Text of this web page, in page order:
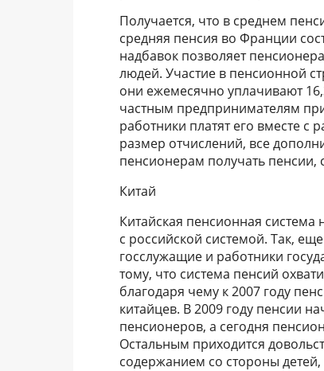
Получается, что в среднем
средняя пенсия во Франции
надбавок позволяет
людей. Участие в пенсионной
они ежемесячно уплачивают
частным предпринимателям
работники платят его вместе с
размер отчислений, все
пенсионерам получать пенсии,
Китай
Китайская пенсионная система
с российской системой. Так,
госслужащие и работники
тому, что система пенсий
благодаря чему к 2007 году
китайцев. В 2009 году пенсии
пенсионеров, а сегодня
Остальным приходится
содержанием со стороны детей,